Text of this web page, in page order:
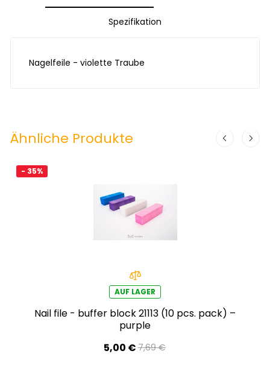
Spezifikation
Nagelfeile - violette Traube
Ähnliche Produkte
- 35%
AUF LAGER
Nail file - buffer block 21113 (10 pcs. pack) –
purple
5,00 €7,69 €